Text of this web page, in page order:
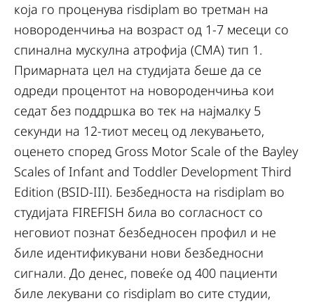
која го проценува risdiplam во третман на
новороденчиња на возраст од 1-7 месеци со
спинална мускулна атрофија (СМА) тип 1.
Примарната цел на студијата беше да се
одреди процентот на новороденчиња кои
седат без поддршка во тек на најмалку 5
секунди на 12-тиот месец од лекувањето,
оценето според Gross Motor Scale of the Bayley
Scales of Infant and Toddler Development Third
Edition (BSID-III). Безбедноста на risdiplam во
студијата FIREFISH била во согласност со
неговиот познат безбедносен профил и не
биле идентификувани нови безбедносни
сигнали. До денес, повеќе од 400 пациенти
биле лекувани со risdiplam во сите студии,